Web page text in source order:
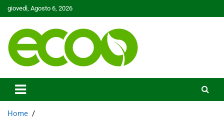
Skip
to
giovedì, Agosto 6, 2026
Ecoo.it
Home